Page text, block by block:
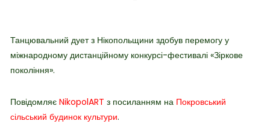
Танцювальний дует з Нікопольщини здобув перемогу у
міжнародному дистанційному конкурсі-фестивалі «Зіркове
покоління».
Повідомляє NikopolART з посиланням на Покровський
сільський будинок культури.